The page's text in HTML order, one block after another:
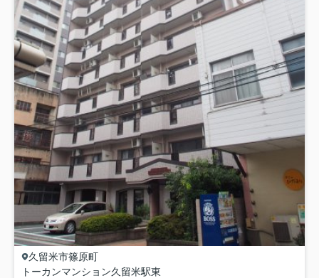
久留米市篠原町
トーカンマンション久留米駅東